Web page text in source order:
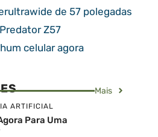
de 57 polegadas
Z57
celular agora
Mais
ARTIFICIAL
Para Uma